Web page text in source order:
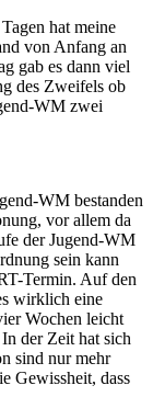
hat meine
von Anfang an
gab es dann viel
des Zweifels ob
WM zwei
WM bestanden
vor allem da
der Jugend-WM
sein kann
Termin. Auf den
wirklich eine
Wochen leicht
der Zeit hat sich
sind nur mehr
Gewissheit, dass